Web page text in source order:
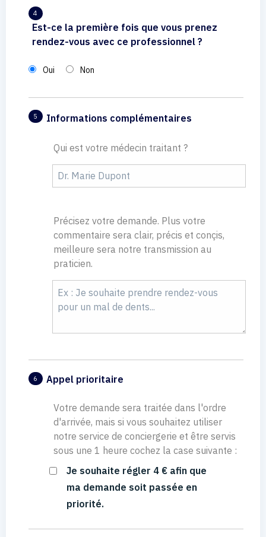
4
Est-ce la première fois que vous prenez
rendez-vous avec ce professionnel ?
Oui Non
5 Informations complémentaires
Qui est votre médecin traitant ?
Précisez votre demande. Plus votre
commentaire sera clair, précis et conçis,
meilleure sera notre transmission au
praticien.
6 Appel prioritaire
Votre demande sera traitée dans l'ordre
d'arrivée, mais si vous souhaitez utiliser
notre service de conciergerie et être servis
sous une 1 heure cochez la case suivante :
Je souhaite régler 4 € afin que
ma demande soit passée en
priorité.